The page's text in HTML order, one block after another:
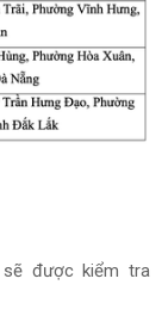
được kiểm tra